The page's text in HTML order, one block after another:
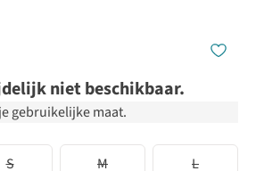
niet beschikbaar.
gebruikelijke maat.
S M L